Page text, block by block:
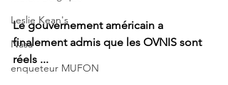
Leslie Kean's
Nasa
enqueteur MUFON
Le gouvernement américain a
finalement admis que les OVNIS sont
réels ...